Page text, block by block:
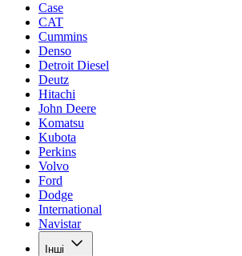
Case
CAT
Cummins
Denso
Detroit Diesel
Deutz
Hitachi
John Deere
Komatsu
Kubota
Perkins
Volvo
Ford
Dodge
International
Navistar
Інші